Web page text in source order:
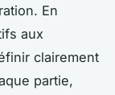
En
aux
clairement
partie,